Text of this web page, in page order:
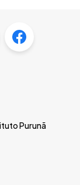
Purunã